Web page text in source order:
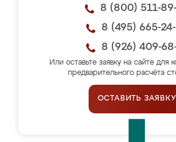
8 (800) 511-
8 (495) 665-
8 (926) 409-
Или оставьте заявку на сайте для
предварительного расчёта
ОСТАВИТЬ ЗАЯВКУ